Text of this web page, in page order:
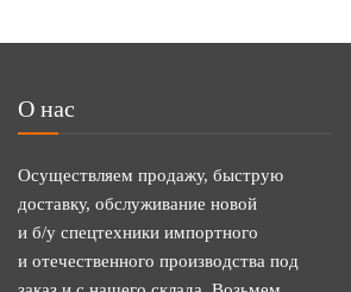
О нас
Осуществляем продажу, быструю
доставку, обслуживание новой
и б/у спецтехники импортного
и отечественного производства под